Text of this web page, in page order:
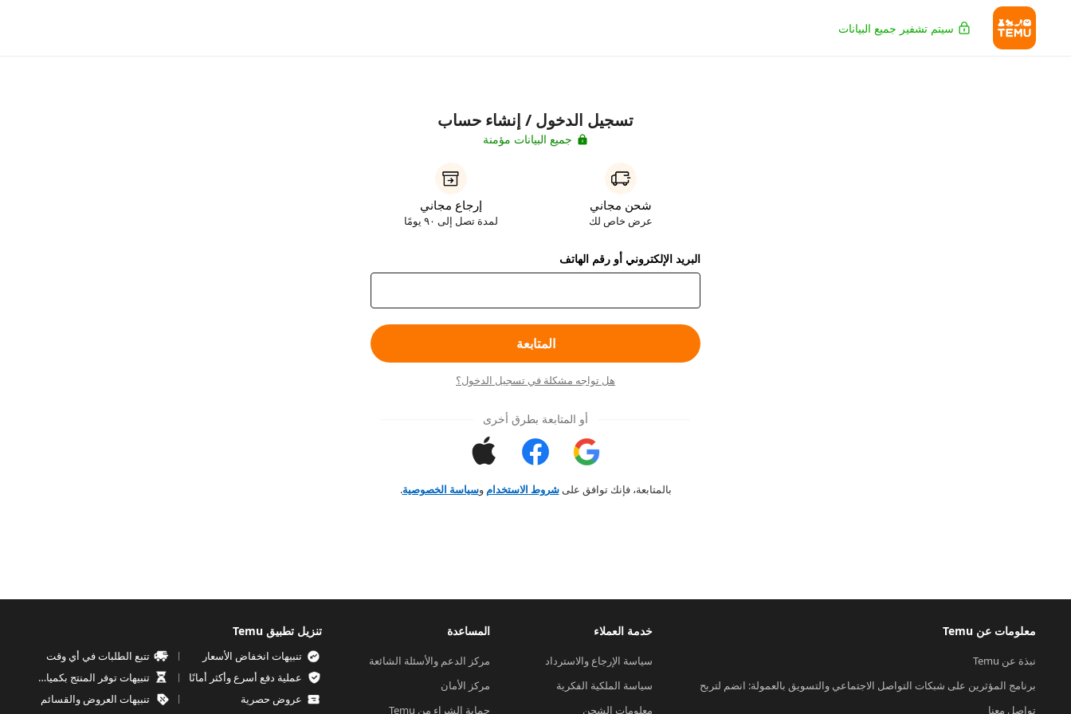
سيتم تشفير جميع البيانات
تسجيل الدخول / إنشاء حساب
جميع البيانات مؤمنة
شحن مجاني
عرض خاص لك
إرجاع مجاني
لمدة تصل إلى ٩٠ يومًا
البريد الإلكتروني أو رقم الهاتف
المتابعة
هل تواجه مشكلة في تسجيل الدخول؟
أو المتابعة بطرق أخرى
بالمتابعة، فإنك توافق علىشروط الاستخدام وسياسة الخصوصية.
معلومات عن Temu
نبذة عن Temu
برنامج المؤثرين على شبكات التواصل الاجتماعي والتسويق بالعمولة: انضم لتربح
تواصل معنا
خدمة العملاء
سياسة الإرجاع والاسترداد
سياسة الملكية الفكرية
معلومات الشحن
المساعدة
مركز الدعم والأسئلة الشائعة
مركز الأمان
حماية الشراء من Temu
تنزيل تطبيق Temu
تنبيهات انخفاض الأسعار
تتبع الطلبات في أي وقت
عملية دفع أسرع وأكثر أمانًا
تنبيهات توفر المنتج بكميات محدودة
عروض حصرية
تنبيهات العروض والقسائم